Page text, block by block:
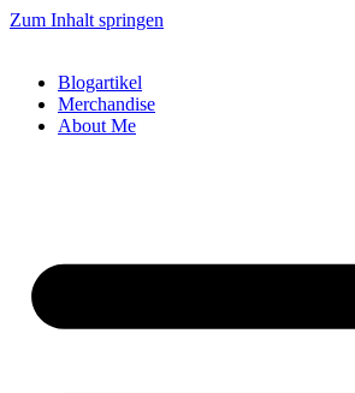
Zum Inhalt springen
Blogartikel
Merchandise
About Me